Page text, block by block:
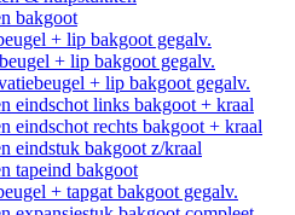
bakgoot
+ lip bakgoot gegalv.
+ lip bakgoot gegalv.
+ lip bakgoot gegalv.
eindschot links bakgoot + kraal
eindschot rechts bakgoot + kraal
eindstuk bakgoot z/kraal
tapeind bakgoot
+ tapgat bakgoot gegalv.